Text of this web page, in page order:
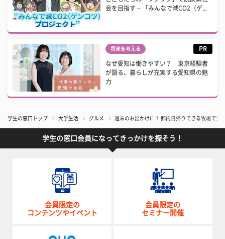
会を目指す – 「みんなで減CO2（ゲ...
将来を考える PR
なぜ愛知は働きやすい？ 東京経験者
が語る、暮らしが充実する愛知県の魅
力
学生の窓口トップ 大学生活 グルメ 週末のお出かけに！ 都内日帰りできる牧場で
学生の窓口会員になってきっかけを探そう！
会員限定の
コンテンツやイベント
会員限定の
セミナー開催